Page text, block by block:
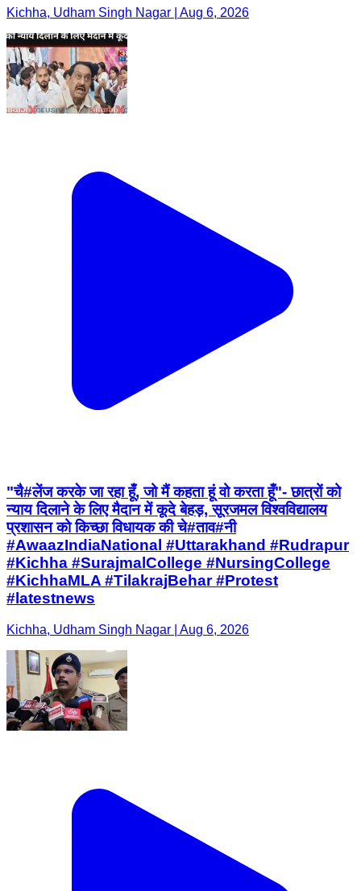
Kichha, Udham Singh Nagar | Aug 6, 2026
"चै#लेंज करके जा रहा हूँ, जो मैं कहता हूं वो करता हूँ"- छात्रों को
न्याय दिलाने के लिए मैदान में कूदे बेहड़, सूरजमल विश्वविद्यालय
प्रशासन को किच्छा विधायक की चे#ताव#नी
#AwaazIndiaNational #Uttarakhand #Rudrapur
#Kichha #SurajmalCollege #NursingCollege
#KichhaMLA #TilakrajBehar #Protest
#latestnews
Kichha, Udham Singh Nagar | Aug 6, 2026